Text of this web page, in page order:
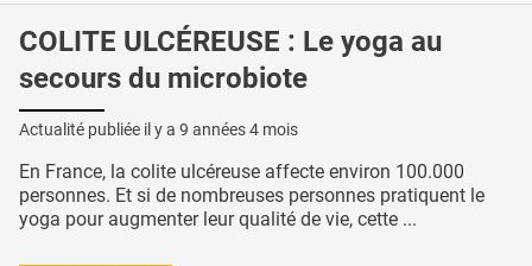
COLITE ULCÉREUSE : Le yoga au
secours du microbiote
Actualité publiée il y a 9 années 4 mois
En France, la colite ulcéreuse affecte environ 100.000
personnes. Et si de nombreuses personnes pratiquent le
yoga pour augmenter leur qualité de vie, cette ...